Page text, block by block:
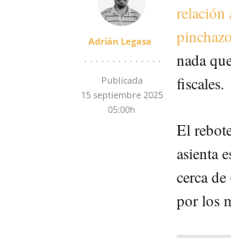
Adrián Legasa
Publicada
15 septiembre 2025
05:00h
relación
nada
fiscales.
El
asienta
cerca
por los